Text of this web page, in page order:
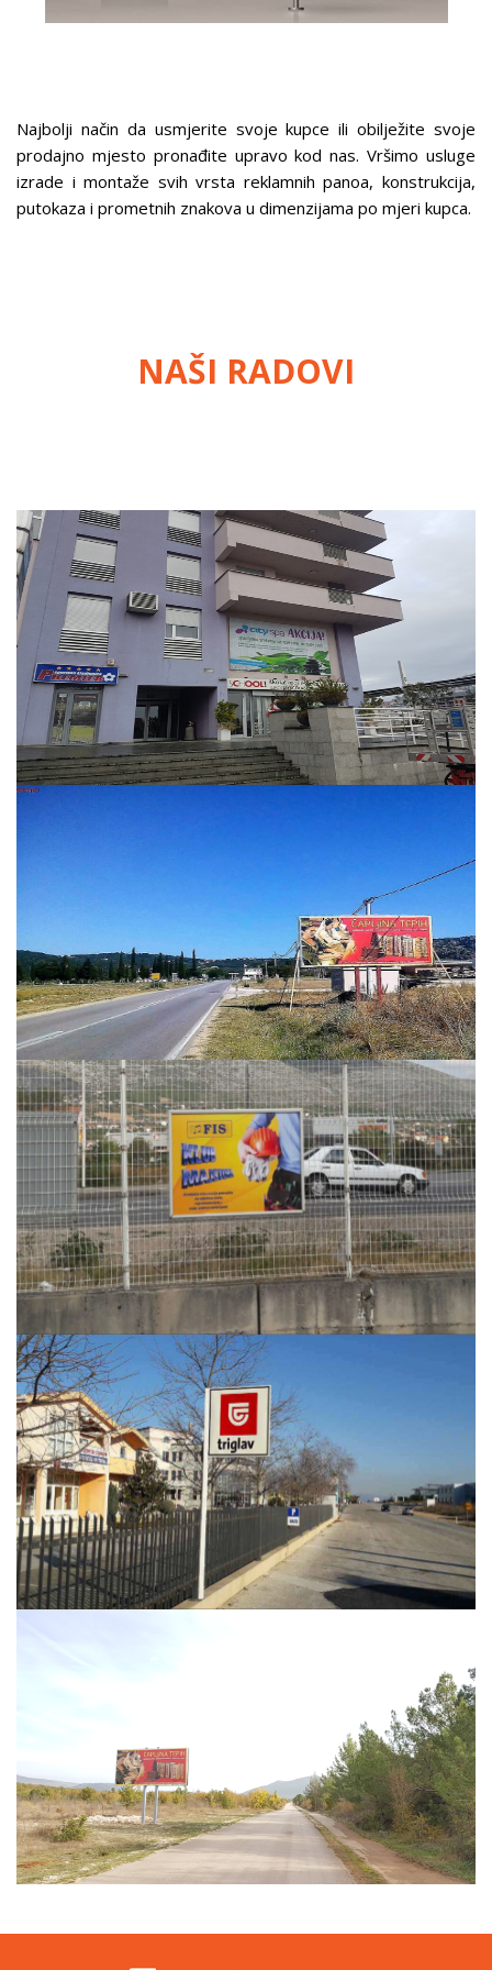
Najbolji način da usmjerite svoje kupce ili obilježite svoje
prodajno mjesto pronađite upravo kod nas. Vršimo usluge
izrade i montaže svih vrsta reklamnih panoa, konstrukcija,
putokaza i prometnih znakova u dimenzijama po mjeri kupca.
NAŠI RADOVI